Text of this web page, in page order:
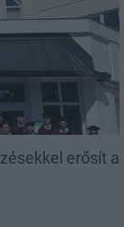
erősít a